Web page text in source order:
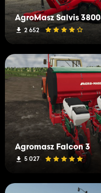
AgroMasz Salvis 3800
2 652
Agromasz Falcon 3
5 027